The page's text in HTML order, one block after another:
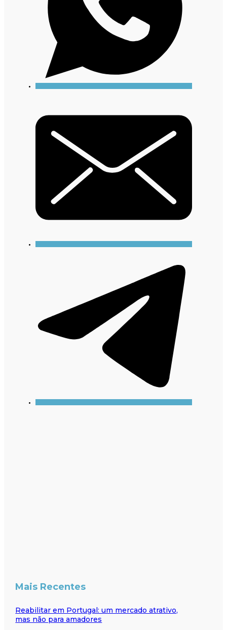
Mais Recentes
Reabilitar em Portugal: um mercado atrativo,
mas não para amadores